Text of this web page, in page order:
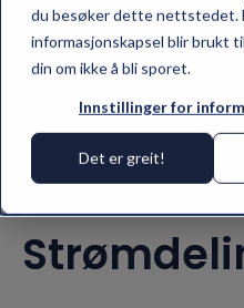
du besøker dette nettstedet.
informasjonskapsel blir brukt
din om ikke å bli sporet.
Innstillinger for
Det er greit!
Kort intro